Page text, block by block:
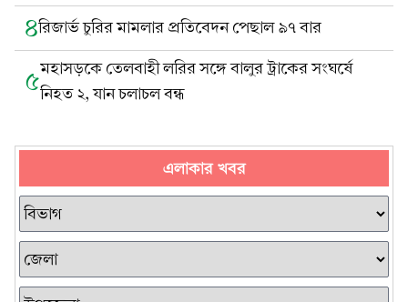
৪রিজার্ভ চুরির মামলার প্রতিবেদন পেছাল ৯৭ বার
৫মহাসড়কে তেলবাহী লরির সঙ্গে বালুর ট্রাকের সংঘর্ষে
নিহত ২, যান চলাচল বন্ধ
এলাকার খবর